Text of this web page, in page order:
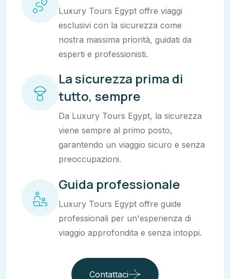
Luxury Tours Egypt offre viaggi
esclusivi con la sicurezza come
nostra massima priorità, guidati da
esperti e professionisti.
La sicurezza prima di
tutto, sempre
Da Luxury Tours Egypt, la sicurezza
viene sempre al primo posto,
garantendo un viaggio sicuro e senza
preoccupazioni.
Guida professionale
Luxury Tours Egypt offre guide
professionali per un'esperienza di
viaggio approfondita e senza intoppi.
Contattaci